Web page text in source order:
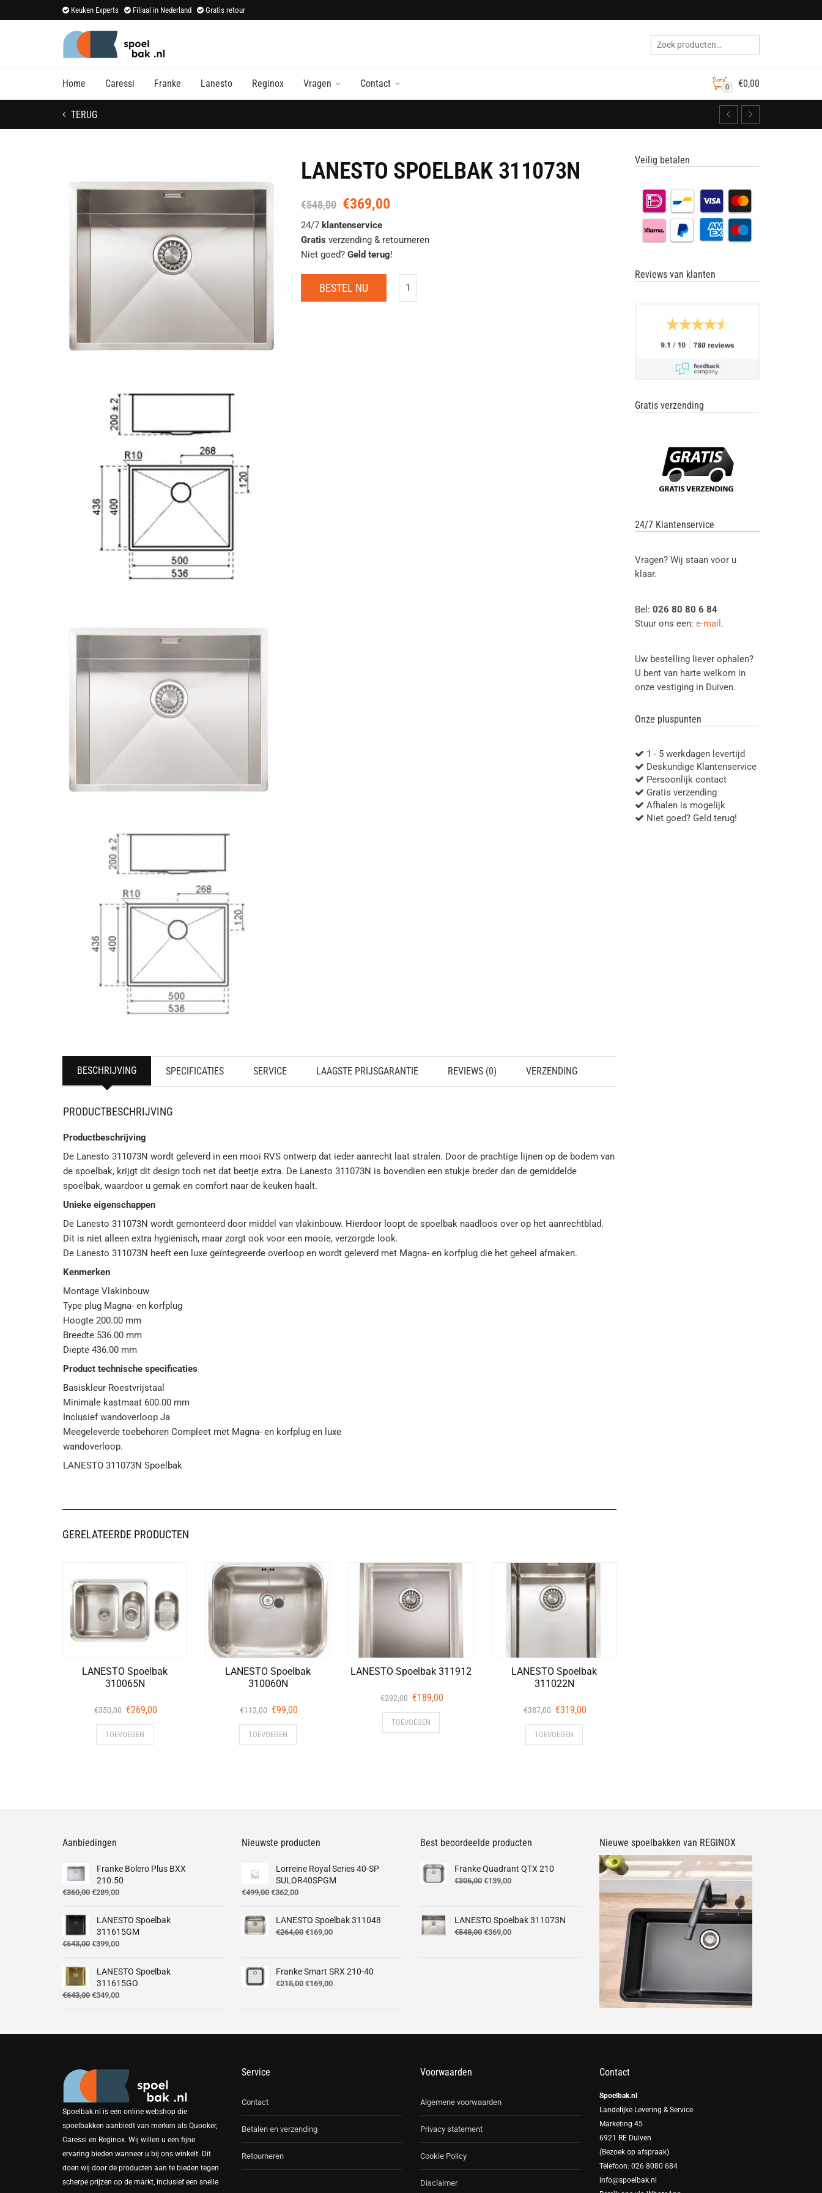
Keuken Experts Filiaal in Nederland Gratis retour
Home Caressi Franke Lanesto Reginox Vragen Contact 0 €0,00
TERUG
LANESTO SPOELBAK 311073N
€548,00 Oorspronkelijke
was:
€548,00.
€369,00
€369,00.
24/7 klantenservice
Gratis verzending & retourneren
Niet goed? Geld terug!
BESTEL NU
BESCHRIJVING SPECIFICATIES SERVICE LAAGSTE PRIJSGARANTIE REVIEWS (0) VERZENDING
PRODUCTBESCHRIJVING
Productbeschrijving
De Lanesto 311073N wordt geleverd in een mooi RVS ontwerp dat ieder aanrecht laat stralen. Door de prachtige lijnen op de bodem van
de spoelbak, krijgt dit design toch net dat beetje extra. De Lanesto 311073N is bovendien een stukje breder dan de gemiddelde
spoelbak, waardoor u gemak en comfort naar de keuken haalt.
Unieke eigenschappen
De Lanesto 311073N wordt gemonteerd door middel van vlakinbouw. Hierdoor loopt de spoelbak naadloos over op het aanrechtblad.
Dit is niet alleen extra hygiënisch, maar zorgt ook voor een mooie, verzorgde look.
De Lanesto 311073N heeft een luxe geïntegreerde overloop en wordt geleverd met Magna- en korfplug die het geheel afmaken.
Kenmerken
Montage Vlakinbouw
Type plug Magna- en korfplug
Hoogte 200.00 mm
Breedte 536.00 mm
Diepte 436.00 mm
Product technische specificaties
Basiskleur Roestvrijstaal
Minimale kastmaat 600.00 mm
Inclusief wandoverloop Ja
Meegeleverde toebehoren Compleet met Magna- en korfplug en luxe
wandoverloop.
LANESTO 311073N Spoelbak
GERELATEERDE PRODUCTEN
LANESTO Spoelbak
310065N
€350,00 Oorspronkelijke
prijs
was:
€269,00
TOEVOEGEN
LANESTO Spoelbak
310060N
€112,00 Oorspronkelijke
prijs
was:
€99,00
TOEVOEGEN
LANESTO Spoelbak 311912
€292,00 Oorspronkelijke
prijs
was:
€189,00
TOEVOEGEN
LANESTO Spoelbak
311022N
€387,00 Oorspronkelijke
prijs
was:
€319,00
TOEVOEGEN
Veilig betalen
Reviews van klanten
Gratis verzending
24/7 Klantenservice
Vragen? Wij staan voor u
klaar.
Bel: 026 80 80 6 84
Stuur ons een: e-mail .
Uw bestelling liever ophalen?
U bent van harte welkom in
onze vestiging in Duiven.
Onze pluspunten
1 - 5 werkdagen levertijd
Deskundige Klantenservice
Persoonlijk contact
Gratis verzending
Afhalen is mogelijk
Niet goed? Geld terug!
Aanbiedingen
Franke Bolero Plus BXX
210.50
€360,00 Oorspronkelijke
was:
€360,00.
€289,00Huidige
is:
€289,00.
LANESTO Spoelbak
311615GM
€643,00 Oorspronkelijke
was:
€643,00.
€399,00Huidige
is:
€399,00.
LANESTO Spoelbak
311615GO
€643,00 Oorspronkelijke
€349,00Huidige
Nieuwste producten
Lorreine Royal Series 40-SP
SULOR40SPGM
€499,00 Oorspronkelijke
was:
€362,00Huidige
is:
€362,00.
LANESTO Spoelbak 311048
€264,00 Oorspronkelijke
€264,00.
€169,00Huidige
€169,00.
Franke Smart SRX 210-40
€215,00 Oorspronkelijke
€169,00Huidige
Best beoordeelde producten
Franke Quadrant QTX 210
€306,00 Oorspronkelijke
€306,00.
€139,00Huidige
€139,00.
LANESTO Spoelbak 311073N
€548,00 Oorspronkelijke
€369,00Huidige
Nieuwe spoelbakken van REGINOX
Spoelbak.nl is een online webshop die
spoelbakken aanbiedt van merken als Quooker,
Caressi en Reginox. Wij willen u een fijne
ervaring bieden wanneer u bij ons winkelt. Dit
doen wij door de producten aan te bieden tegen
scherpe prijzen op de markt, inclusief een snelle
Service
Contact
Betalen en verzending
Retourneren
Voorwaarden
Algemene voorwaarden
Privacy statement
Cookie Policy
Disclaimer
Contact
Spoelbak.nl
Landelijke Levering & Service
Marketing 45
6921 RE Duiven
(Bezoek op afspraak)
Telefoon: 026 8080 684
info@spoelbak.nl